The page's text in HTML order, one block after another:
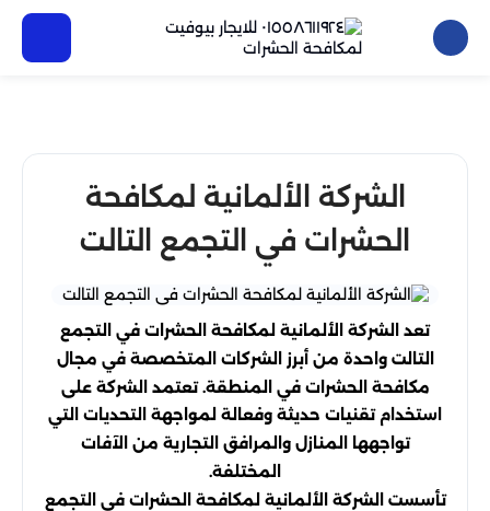
الشركة الألمانية لمكافحة
الحشرات في التجمع التالت
تعد الشركة الألمانية لمكافحة الحشرات في التجمع
التالت واحدة من أبرز الشركات المتخصصة في مجال
مكافحة الحشرات في المنطقة. تعتمد الشركة على
استخدام تقنيات حديثة وفعالة لمواجهة التحديات التي
تواجهها المنازل والمرافق التجارية من الآفات
المختلفة.
تأسست الشركة الألمانية لمكافحة الحشرات في التجمع